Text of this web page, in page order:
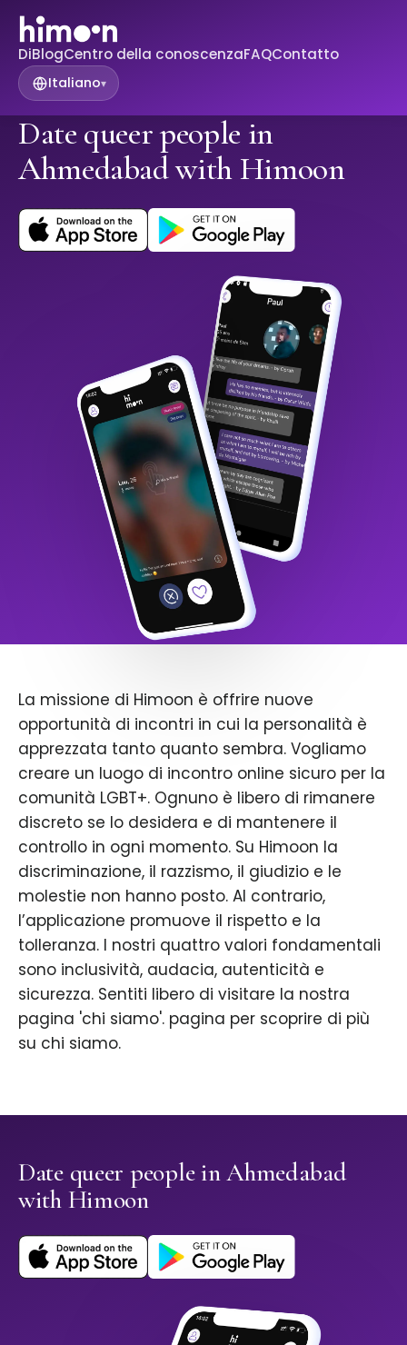
DiBlogCentro della conoscenzaFAQContatto
Italiano▾
Date queer people in
Ahmedabad with Himoon
La missione di Himoon è offrire nuove
opportunità di incontri in cui la personalità è
apprezzata tanto quanto sembra. Vogliamo
creare un luogo di incontro online sicuro per la
comunità LGBT+. Ognuno è libero di rimanere
discreto se lo desidera e di mantenere il
controllo in ogni momento. Su Himoon la
discriminazione, il razzismo, il giudizio e le
molestie non hanno posto. Al contrario,
l’applicazione promuove il rispetto e la
tolleranza. I nostri quattro valori fondamentali
sono inclusività, audacia, autenticità e
sicurezza. Sentiti libero di visitare la nostra
pagina 'chi siamo'. pagina per scoprire di più
su chi siamo.
Date queer people in Ahmedabad
with Himoon